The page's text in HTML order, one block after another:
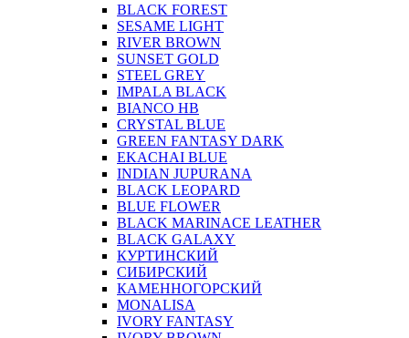
BLACK FOREST
SESAME LIGHT
RIVER BROWN
SUNSET GOLD
STEEL GREY
IMPALA BLACK
BIANCO HB
CRYSTAL BLUE
GREEN FANTASY DARK
EKACHAI BLUE
INDIAN JUPURANA
BLACK LEOPARD
BLUE FLOWER
BLACK MARINACE LEATHER
BLACK GALAXY
КУРТИНСКИЙ
СИБИРСКИЙ
КАМЕННОГОРСКИЙ
MONALISA
IVORY FANTASY